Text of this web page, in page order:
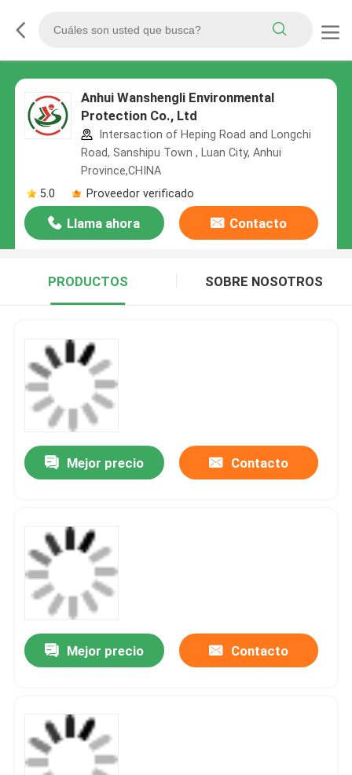
Anhui Wanshengli Environmental
Protection Co., Ltd
Intersaction of Heping Road and Longchi
Road, Sanshipu Town , Luan City, Anhui
Province,CHINA
5.0
Proveedor verificado
Llama ahora Contacto
PRODUCTOS SOBRE NOSOTROS
Mejor precio Contacto
Mejor precio Contacto